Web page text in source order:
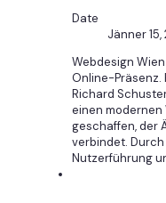
Date
Jänner
Webdesign
Online-Präsenz.
Richard
einen
geschaffen, der
verbindet.
Nutzerführung